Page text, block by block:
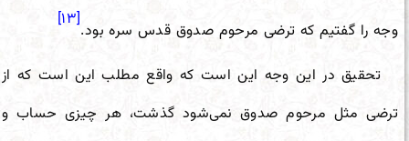
وجه را گفتیم که ترضی مرحوم صدوق قدس سره بود.
[۱۳]
تحقیق در این وجه این است که واقع مطلب این است که از
ترضی مثل مرحوم صدوق نمی‌شود گذشت، هر چیزی حساب و